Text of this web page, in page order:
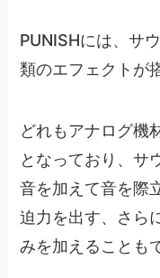
PUNISHには、サ
類のエフェクトが
どれもアナログ機
となっており、サ
音を加えて音を際
迫力を出す、さら
みを加えることも